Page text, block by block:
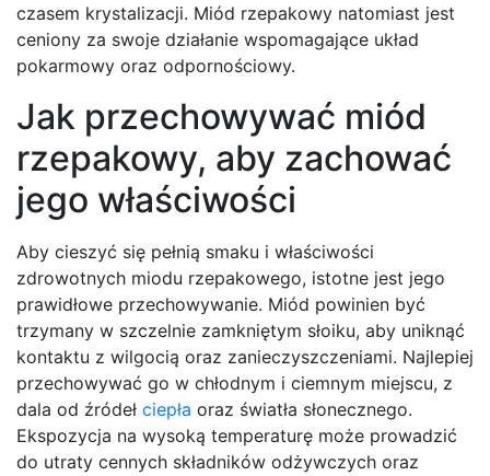
czasem krystalizacji. Miód rzepakowy natomiast jest
ceniony za swoje działanie wspomagające układ
pokarmowy oraz odpornościowy.
Jak przechowywać miód
rzepakowy, aby zachować
jego właściwości
Aby cieszyć się pełnią smaku i właściwości
zdrowotnych miodu rzepakowego, istotne jest jego
prawidłowe przechowywanie. Miód powinien być
trzymany w szczelnie zamkniętym słoiku, aby uniknąć
kontaktu z wilgocią oraz zanieczyszczeniami. Najlepiej
przechowywać go w chłodnym i ciemnym miejscu, z
dala od źródeł ciepła oraz światła słonecznego.
Ekspozycja na wysoką temperaturę może prowadzić
do utraty cennych składników odżywczych oraz